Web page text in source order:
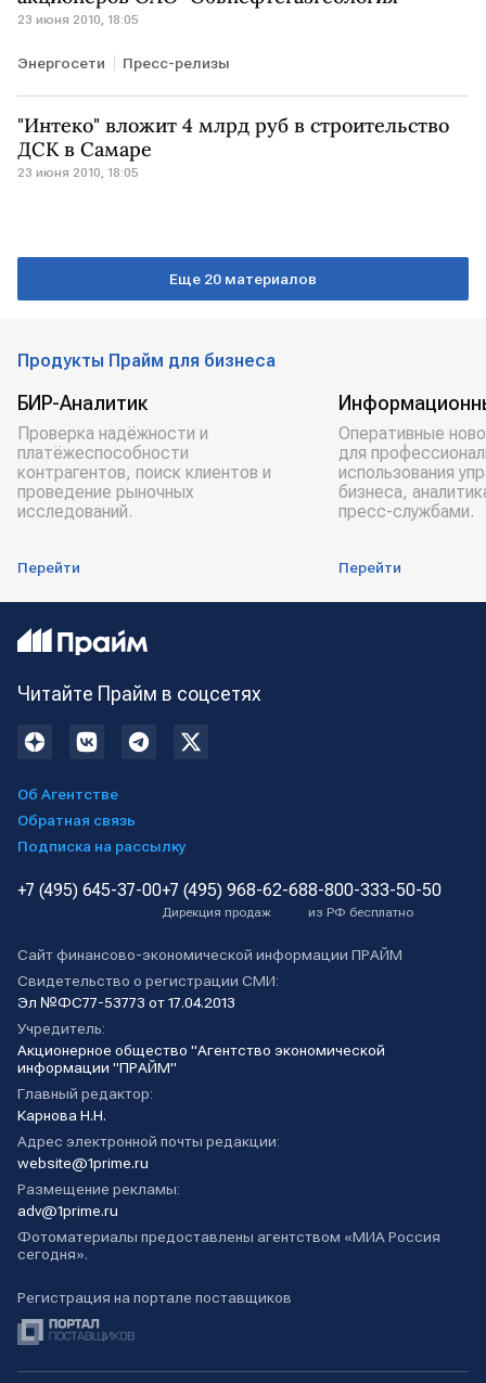
23 июня 2010, 18:05
Энергосети Пресс-релизы
"Интеко" вложит 4 млрд руб в строительство
ДСК в Самаре
23 июня 2010, 18:05
Еще 20 материалов
Продукты Прайм для бизнеса
БИР-Аналитик
Проверка надёжности и
платёжеспособности
контрагентов, поиск клиентов и
проведение рыночных
исследований.
Перейти
Оперативные
для
использования
бизнеса,
пресс-службами.
Перейти
Читайте Прайм в соцсетях
Об Агентстве
Обратная связь
Подписка на рассылку
+7 (495) 645-37-00+7 (495) 968-62-68
Дирекция продаж
8-800-333-50-50
из РФ бесплатно
Сайт финансово-экономической информации ПРАЙМ
Свидетельство о регистрации СМИ:
Эл №ФС77-53773 от 17.04.2013
Учредитель:
Акционерное общество "Агентство экономической
информации "ПРАЙМ"
Главный редактор:
Карнова Н.Н.
Адрес электронной почты редакции:
website@1prime.ru
Размещение рекламы:
adv@1prime.ru
Фотоматериалы предоставлены агентством «МИА Россия
сегодня».
Регистрация на портале поставщиков